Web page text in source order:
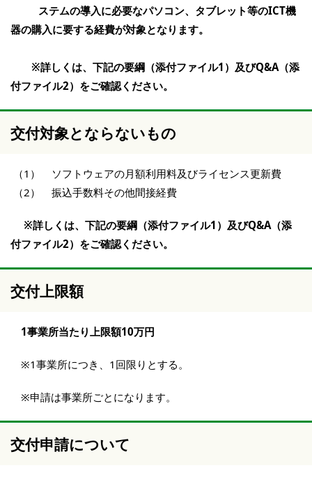
ステムの導入に必要なパソコン、タブレット等のICT機
器の購入に要する経費が対象となります。
※詳しくは、下記の要綱（添付ファイル1）及びQ&A（添
付ファイル2）をご確認ください。
交付対象とならないもの
（1） ソフトウェアの月額利用料及びライセンス更新費
（2） 振込手数料その他間接経費
※詳しくは、下記の要綱（添付ファイル1）及びQ&A（添
付ファイル2）をご確認ください。
交付上限額
1事業所当たり上限額10万円
※1事業所につき、1回限りとする。
※申請は事業所ごとになります。
交付申請について